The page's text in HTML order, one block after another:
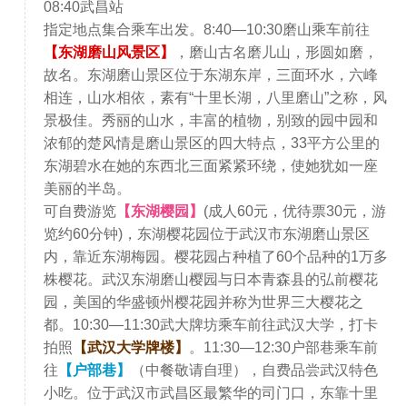
08:40武昌站
指定地点集合乘车出发。8:40—10:30磨山乘车前往
【东湖磨山风景区】
，磨山古名磨儿山，形圆如磨，
故名。东湖磨山景区位于东湖东岸，三面环水，六峰
相连，山水相依，素有“十里长湖，八里磨山”之称，风
景极佳。秀丽的山水，丰富的植物，别致的园中园和
浓郁的楚风情是磨山景区的四大特点，33平方公里的
东湖碧水在她的东西北三面紧紧环绕，使她犹如一座
美丽的半岛。
可自费游览【东湖樱园】 (成人60元，优待票30元，游
览约60分钟)，东湖樱花园位于武汉市东湖磨山景区
内，靠近东湖梅园。樱花园占种植了60个品种的1万多
株樱花。武汉东湖磨山樱园与日本青森县的弘前樱花
园，美国的华盛顿州樱花园并称为世界三大樱花之
都。10:30—11:30武大牌坊乘车前往武汉大学，打卡
拍照
【武汉大学牌楼】
。11:30—12:30户部巷乘车前
往 【户部巷】
（中餐敬请自理），自费品尝武汉特色
小吃。位于武汉市武昌区最繁华的司门口，东靠十里